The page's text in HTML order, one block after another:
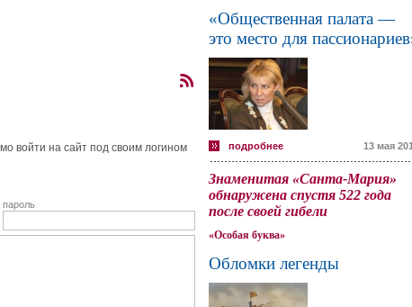
войти на сайт под своим логином
пароль
«Общественная палата —
это место для
подробнее 13 мая
Знаменитая «Санта-Мария»
обнаружена спустя 522 года
после своей гибели
«Особая буква»
Обломки легенды